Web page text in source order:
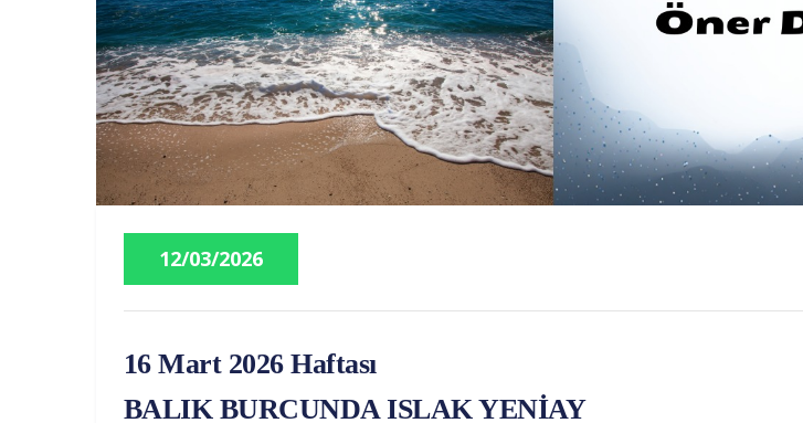
12/03/2026
16 Mart 2026 Haftası
BALIK BURCUNDA ISLAK YENİAY